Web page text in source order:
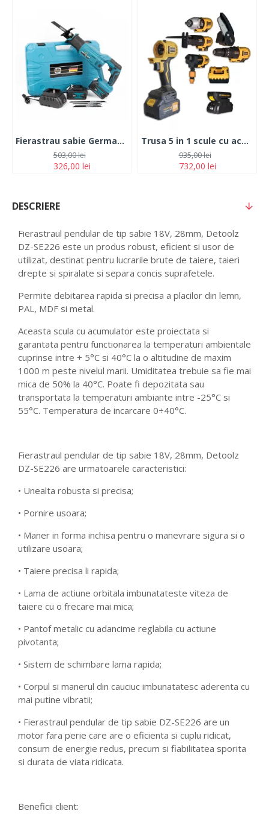
Fierastrau sabie German Meister XR, cu 2 acumulatori, 5Ah, 24V, 4 panze, albastru
326,00 lei
503,00 lei
Trusa 5 in 1 scule cu acumulator ROTOR JFCT001 Pistol Impact -Bormasina cu mandrina -Mini Fierastrau -Spalator cu presiune, - 2 Acumulatori 21V//2Ah
732,00 lei
935,00 lei
DESCRIERE
Fierastraul pendular de tip sabie 18V, 28mm, Detoolz
DZ-SE226 este un produs robust, eficient si usor de
utilizat, destinat pentru lucrarile brute de taiere, taieri
drepte si spiralate si separa concis suprafetele.
Permite debitarea rapida si precisa a placilor din lemn,
PAL, MDF si metal.
Aceasta scula cu acumulator este proiectata si
garantata pentru functionarea la temperaturi ambientale
cuprinse intre + 5°C si 40°C la o altitudine de maxim
1000 m peste nivelul marii. Umiditatea trebuie sa fie mai
mica de 50% la 40°C. Poate fi depozitata sau
transportata la temperaturi ambiante intre -25°C si
55°C. Temperatura de incarcare 0÷40°C.
Fierastraul pendular de tip sabie 18V, 28mm, Detoolz
DZ-SE226 are urmatoarele caracteristici:
• Unealta robusta si precisa;
• Pornire usoara;
• Maner in forma inchisa pentru o manevrare sigura si o
utilizare usoara;
• Taiere precisa li rapida;
• Lama de actiune orbitala imbunatateste viteza de
taiere cu o frecare mai mica;
• Pantof metalic cu adancime reglabila cu actiune
pivotanta;
• Sistem de schimbare lama rapida;
• Corpul si manerul din cauciuc imbunatatesc aderenta cu
mai putine vibratii;
• Fierastraul pendular de tip sabie DZ-SE226 are un
motor fara perie care are o eficienta si cuplu ridicat,
consum de energie redus, precum si fiabilitatea sporita
si durata de viata ridicata.
Beneficii client: